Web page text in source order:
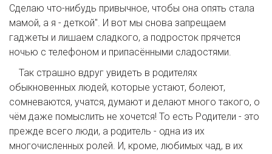
Сделаю что-нибудь привычное, чтобы она опять стала
мамой, а я - деткой". И вот мы снова запрещаем
гаджеты и лишаем сладкого, а подросток прячется
ночью с телефоном и припасёнными сладостями.
Так страшно вдруг увидеть в родителях
обыкновенных людей, которые устают, болеют,
сомневаются, учатся, думают и делают много такого, о
чём даже помыслить не хочется! То есть Родители - это
прежде всего люди, а родитель - одна из их
многочисленных ролей. И, кроме, любимых чад, в их